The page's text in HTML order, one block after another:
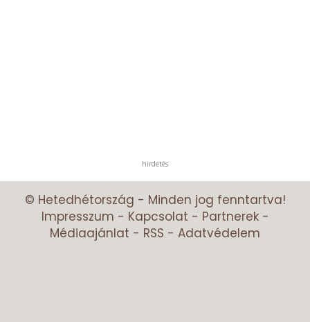
hirdetés
© Hetedhétország - Minden jog fenntartva!
Impresszum - Kapcsolat - Partnerek-
Médiaajánlat - RSS - Adatvédelem